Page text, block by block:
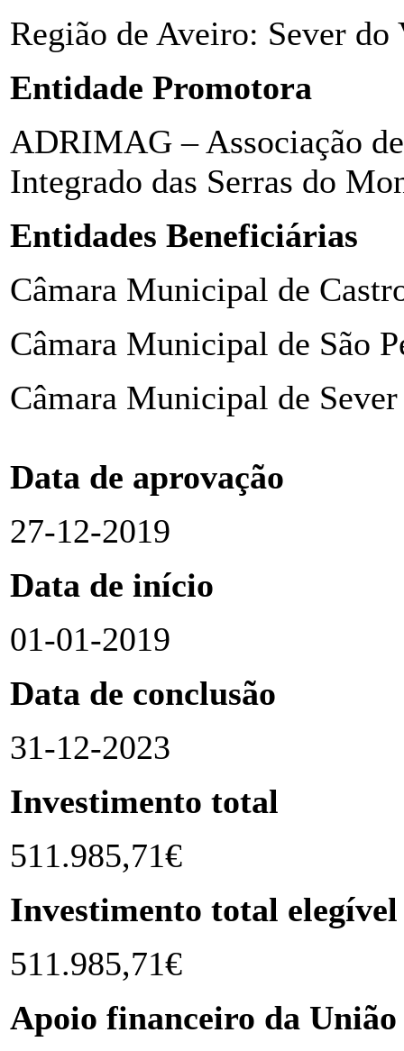
Região de Aveiro: Sever do
Entidade Promotora
ADRIMAG – Associação
Integrado das Serras do
Entidades Beneficiárias
Câmara Municipal de
Câmara Municipal de São
Câmara Municipal de
Data de aprovação
27-12-2019
Data de início
01-01-2019
Data de conclusão
31-12-2023
Investimento total
511.985,71€
Investimento total elegível
511.985,71€
Apoio financeiro da